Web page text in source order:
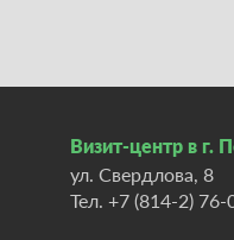
Визит-центр в г.
ул. Свердлова, 8
Тел. +7 (814-2) 76-